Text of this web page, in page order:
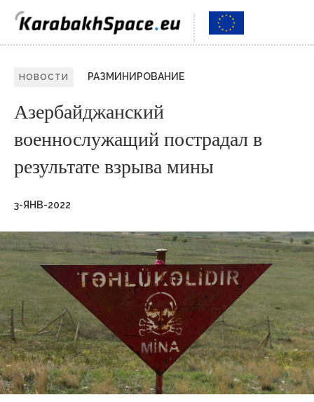
НОВОСТИ РАЗМИНИРОВАНИЕ
Азербайджанский
военнослужащий пострадал в
результате взрыва мины
3-ЯНВ-2022